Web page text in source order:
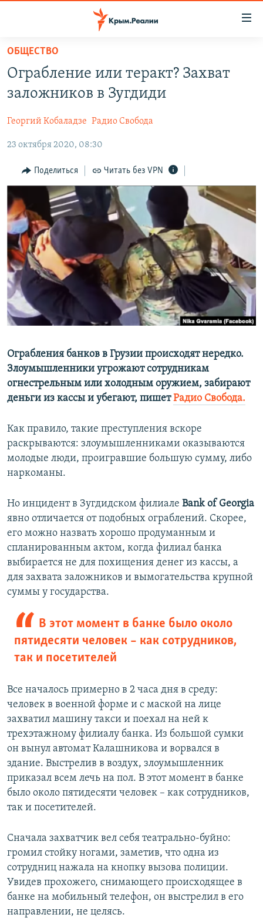
Вернуться
основному
содержанию
навигации
Вернутся
поиску
НОВОСТИ
СПЕЦПРОЕКТЫ
КАРТА ВОЕННЫХ ОБЪЕКТОВ КРЫМА
11 ЛЕТ ОККУПАЦИИ КРЫМА. 11 ИСТОРИЙ СОПРОТИВЛЕНИЯ
ИСТОРИЯ
ЕЩЕ
ИНТЕРАКТИВ
ИНФОГРАФИКА
ТЕЛЕПРОЕКТ КРЫМ.РЕАЛИИ
СОВЕТЫ ПРАВОЗАЩИТНИКОВ
ПРОПАВШИЕ БЕЗ ВЕСТИ
ПОБЕДИТЕЛЕЙ НЕ СУДЯТ?
КРЫМ.НЕПОКОРЕННЫЙ
ELIFBE
РАДІО СВОБОДА
КАК ОБОЙТИ БЛОКИРОВКУ
Українською
Qırımtatar
ПРИСОЕДИНЯЙТЕСЬ!
Все сайты RFE/RL
ОБЩЕСТВО
Ограбление или теракт? Захват
заложников в Зугдиди
Георгий Кобаладзе Радио Свобода
23 октября 2020, 08:30
Поделиться Читать без VPN
Ограбления банков в Грузии происходят нередко.
Злоумышленники угрожают сотрудникам
огнестрельным или холодным оружием, забирают
деньги из кассы и убегают, пишетРадио Свобода.
Как правило, такие преступления вскоре
раскрываются: злоумышленниками оказываются
молодые люди, проигравшие большую сумму, либо
наркоманы.
Но инцидент в Зугдидском филиале Bank of Georgia
явно отличается от подобных ограблений. Скорее,
его можно назвать хорошо продуманным и
спланированным актом, когда филиал банка
выбирается не для похищения денег из кассы, а
для захвата заложников и вымогательства крупной
суммы у государства.
В этот момент в банке было около
пятидесяти человек – как сотрудников,
так и посетителей
Все началось примерно в 2 часа дня в среду:
человек в военной форме и с маской на лице
захватил машину такси и поехал на ней к
трехэтажному филиалу банка. Из большой сумки
он вынул автомат Калашникова и ворвался в
здание. Выстрелив в воздух, злоумышленник
приказал всем лечь на пол. В этот момент в банке
было около пятидесяти человек – как сотрудников,
так и посетителей.
Сначала захватчик вел себя театрально-буйно:
громил стойку ногами, заметив, что одна из
сотрудниц нажала на кнопку вызова полиции.
Увидев прохожего, снимающего происходящее в
банке на мобильный телефон, он выстрелил в его
направлении, не целясь.